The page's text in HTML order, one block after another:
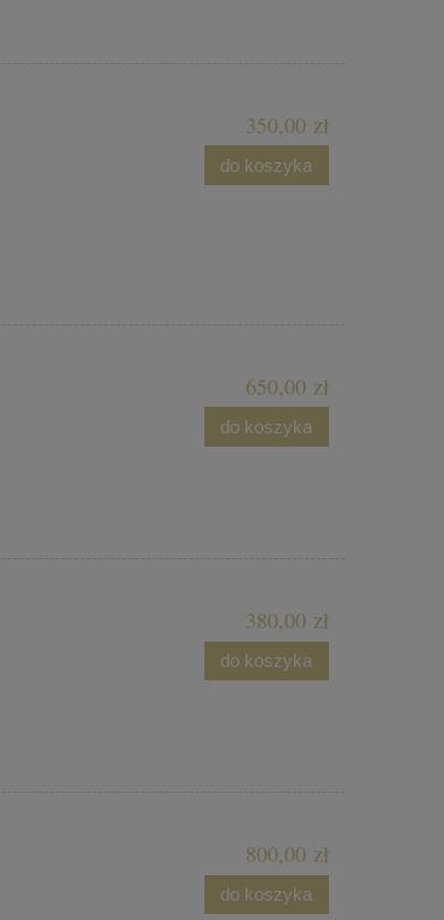
350,00 zł
do koszyka
650,00 zł
do koszyka
380,00 zł
do koszyka
800,00 zł
do koszyka